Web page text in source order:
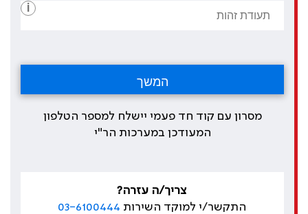
i
מסרון עם קוד חד פעמי יישלח למספר הטלפון
המעודכן במערכות הר"י
צריך/ה עזרה?
התקשר/י למוקד השירות 03-6100444